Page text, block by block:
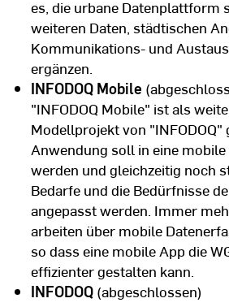
es, die urbane Datenplattform
weiteren Daten, städtischen
Kommunikations- und
ergänzen.
INFODOQ Mobile
"INFODOQ Mobile" ist als
Modellprojekt von "INFODOQ"
Anwendung soll in eine
werden und gleichzeitig noch
Bedarfe und die Bedürfnisse
angepasst werden. Immer
arbeiten über mobile
so dass eine mobile App die
effizienter gestalten kann.
INFODOQ (abgeschlossen)